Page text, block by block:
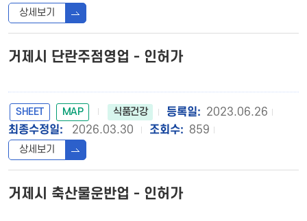
상세보기
거제시 단란주점영업 - 인허가
SHEET MAP 식품건강
2023.06.26
2026.03.30
859
상세보기
거제시 축산물운반업 - 인허가